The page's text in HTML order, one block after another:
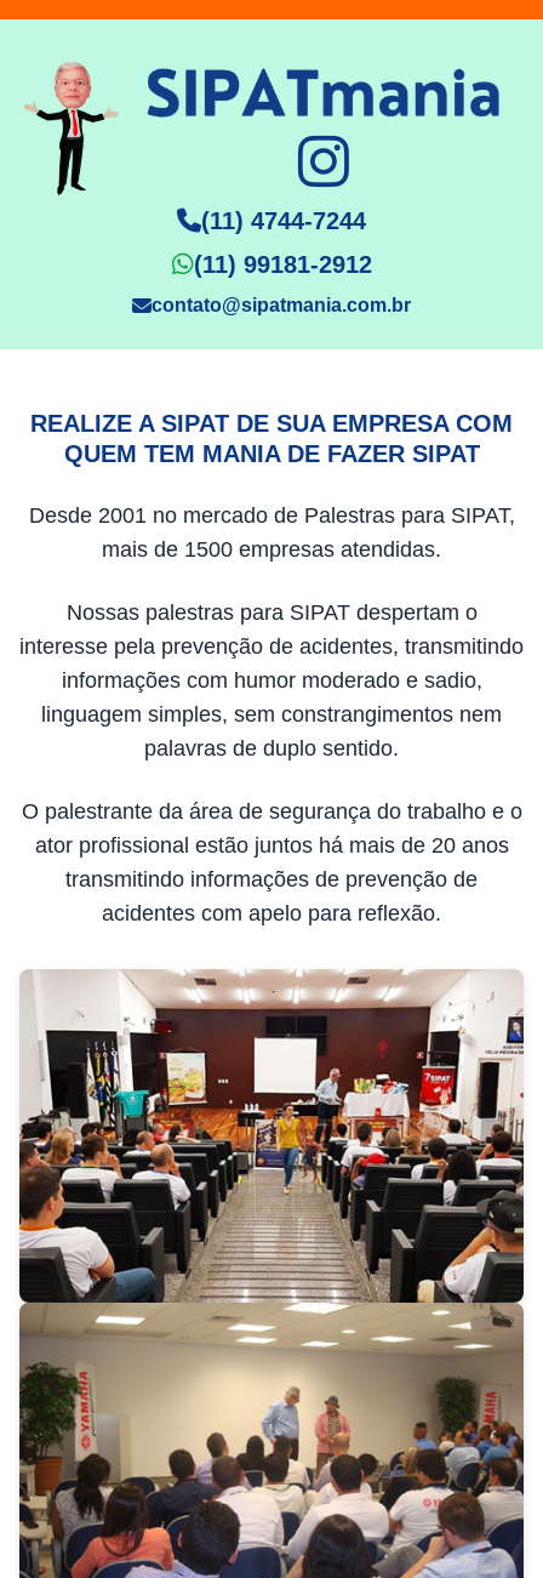
(11) 4744-7244
(11) 99181-2912
contato@sipatmania.com.br
REALIZE A SIPAT DE SUA EMPRESA COM
QUEM TEM MANIA DE FAZER SIPAT
Desde 2001 no mercado de Palestras para SIPAT,
mais de 1500 empresas atendidas.
Nossas palestras para SIPAT despertam o
interesse pela prevenção de acidentes, transmitindo
informações com humor moderado e sadio,
linguagem simples, sem constrangimentos nem
palavras de duplo sentido.
O palestrante da área de segurança do trabalho e o
ator profissional estão juntos há mais de 20 anos
transmitindo informações de prevenção de
acidentes com apelo para reflexão.